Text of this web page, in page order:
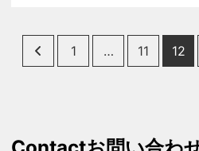
Posts
1 … 11 12